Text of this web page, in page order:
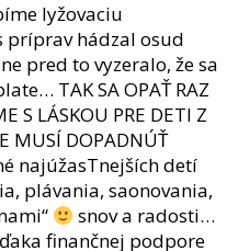
lyžovaciu
príprav hádzal osud
pred to vyzeralo, že sa
TAK SA OPAŤ RAZ
S LÁSKOU PRE DETI Z
MUSÍ DOPADNÚŤ
najúžasTnejších detí
plávania, saonovania,
snov a radosti…
finančnej podpore